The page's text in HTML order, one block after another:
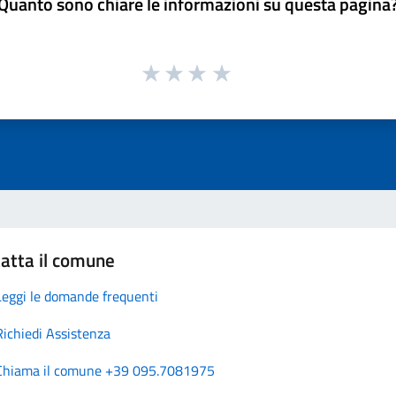
il comune
le domande frequenti
Assistenza
il comune +39 095.7081975